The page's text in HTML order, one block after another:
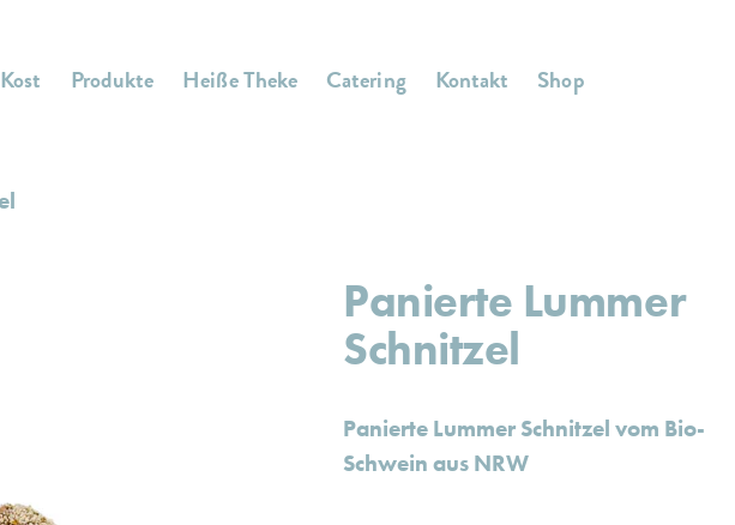
Produkte Heiße Theke Catering Kontakt Shop
Panierte Lummer
Schnitzel
Panierte Lummer Schnitzel vom Bio-
Schwein aus NRW